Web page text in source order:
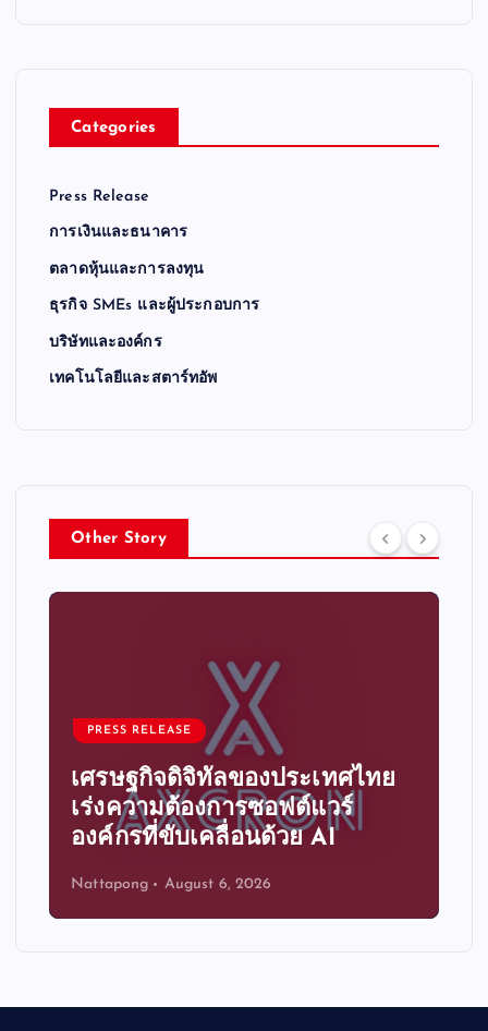
Categories
Press Release
การเงินและธนาคาร
ตลาดหุ้นและการลงทุน
ธุรกิจ SMEs และผู้ประกอบการ
บริษัทและองค์กร
เทคโนโลยีและสตาร์ทอัพ
Other Story
PRESS RELEASE
เศรษฐกิจดิจิทัลของประเทศไทย
เร่งความต้องการซอฟต์แวร์
องค์กรที่ขับเคลื่อนด้วย AI
Nattapong August 6, 2026